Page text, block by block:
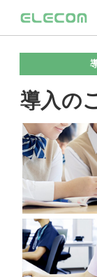
導入の